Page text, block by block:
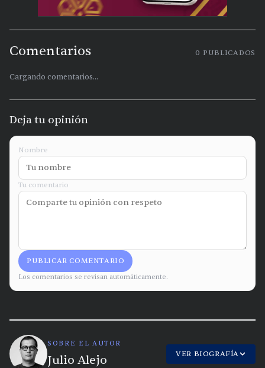
Comentarios 0 PUBLICADOS
Cargando comentarios...
Deja tu opinión
Nombre
Tu comentario
PUBLICAR COMENTARIO
Los comentarios se revisan automáticamente.
SOBRE EL AUTOR
Julio Alejo VER BIOGRAFÍA